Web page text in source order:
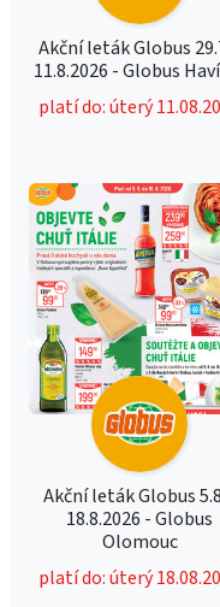
Akční leták Globus
11.8.2026 - Globus
platí do: úterý
Akční leták Globus
18.8.2026 - Globus
Olomouc
platí do: úterý